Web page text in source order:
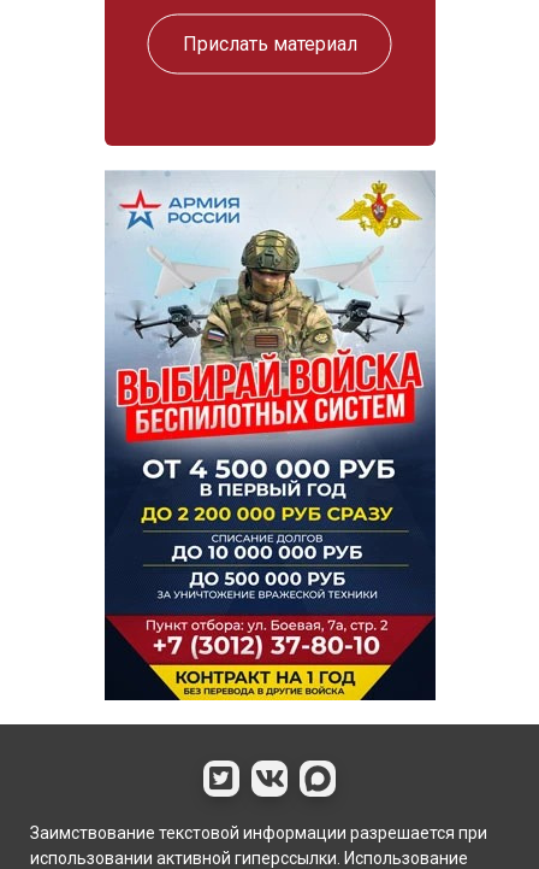
Прислать материал
Заимствование текстовой информации разрешается при
использовании активной гиперссылки. Использование